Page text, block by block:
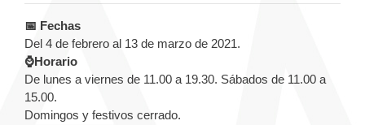
📅 Fechas
Del 4 de febrero al 13 de marzo de 2021.
⌚Horario
De lunes a viernes de 11.00 a 19.30. Sábados de 11.00 a
15.00.
Domingos y festivos cerrado.